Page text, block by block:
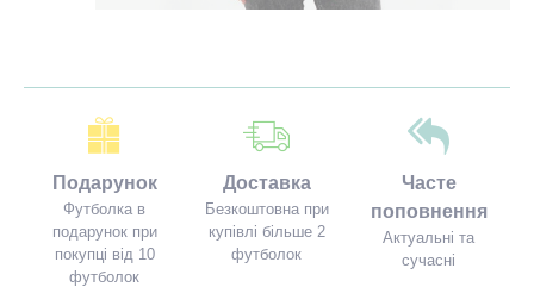
Подарунок
Футболка в
подарунок при
покупці від 10
футболок
Доставка
Безкоштовна при
купівлі більше 2
футболок
Часте
поповнення
Актуальні та
сучасні